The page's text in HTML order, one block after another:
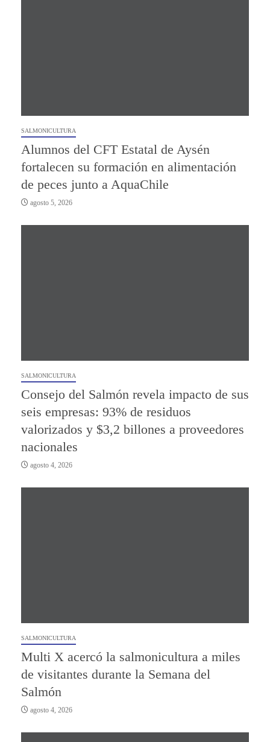
SALMONICULTURA
Alumnos del CFT Estatal de Aysén
fortalecen su formación en alimentación
de peces junto a AquaChile
agosto 5, 2026
SALMONICULTURA
Consejo del Salmón revela impacto de sus
seis empresas: 93% de residuos
valorizados y $3,2 billones a proveedores
nacionales
agosto 4, 2026
SALMONICULTURA
Multi X acercó la salmonicultura a miles
de visitantes durante la Semana del
Salmón
agosto 4, 2026